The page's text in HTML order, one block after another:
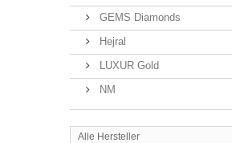
GEMS Diamonds
Hejral
LUXUR Gold
NM
Alle Hersteller